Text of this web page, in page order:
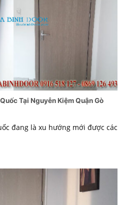
Tại Nguyễn Kiệm Quận Gò
đang là xu hướng mới được các